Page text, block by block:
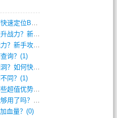
龙渊版本地图坐标全解析，如何快速定位BO(3)
逆天单职业微端传奇如何快速提升战力？新手(2)
红月传说战神版如何快速提升战力？新手攻略(2)
询？(1)
逆水寒单职业存在哪些可利用漏洞？如何快速(1)
同？(1)
一键元宝完成任务究竟能带来哪些超值优势？(0)
一个特戒对传奇玩家来说真的就够用了吗？(0)
血量？(0)